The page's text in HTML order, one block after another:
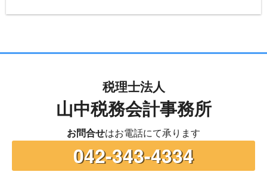
税理士法人
山中税務会計事務所
お問合せはお電話にて承ります
042-343-4334